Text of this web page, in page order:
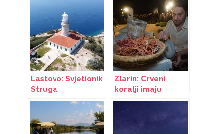
Lastovo: Svjetionik
Struga
Zlarin: Crveni
koralji imaju
čarobnu moć